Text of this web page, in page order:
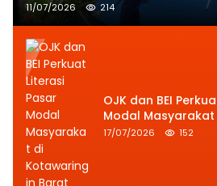
11/07/2026 214
OJK dan BEI
Modal
Barat
17/07/2026 152